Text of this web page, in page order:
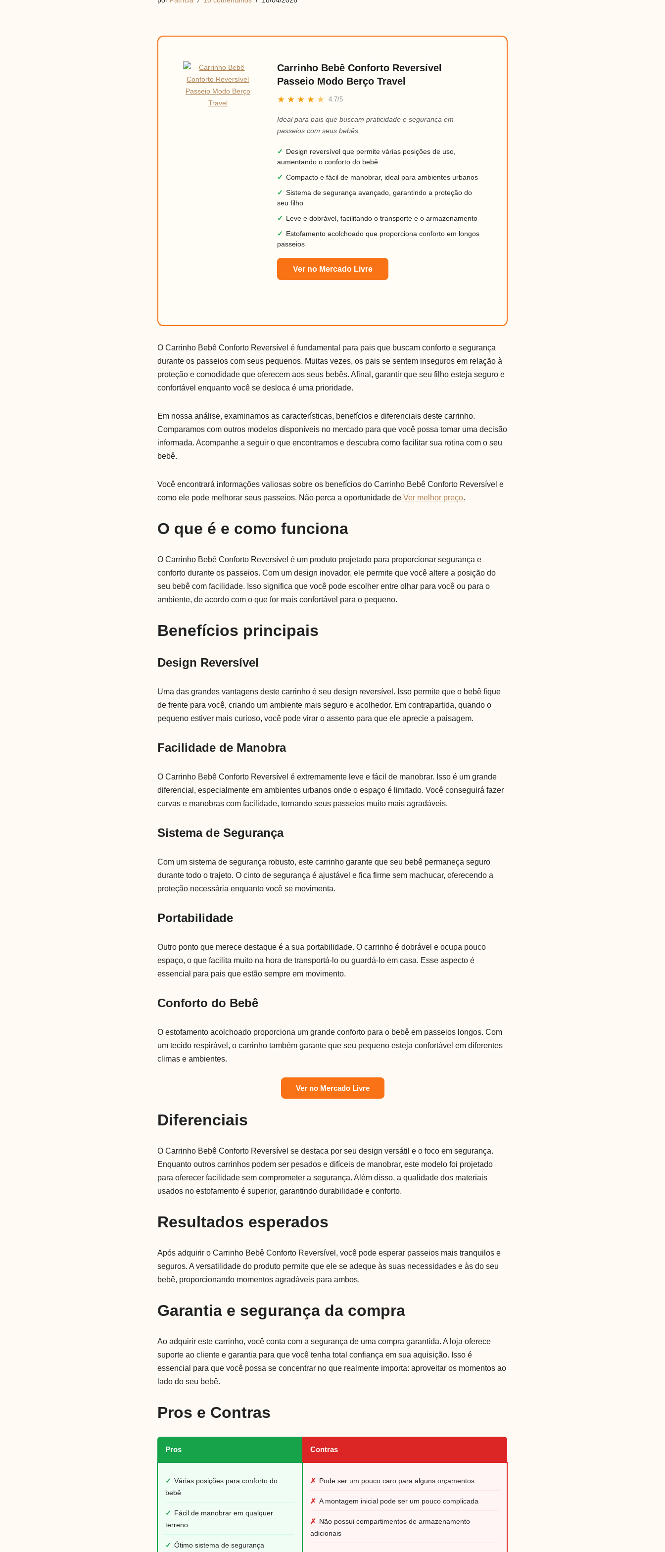
Carrinho Bebê Conforto Reversível
Passeio Modo Berço Travel
★ ★ ★ ★ ★ 4.7/5
Ideal para pais que buscam praticidade e segurança em
passeios com seus bebês.
✓ Design reversível que permite várias posições de uso,
aumentando o conforto do bebê
✓ Compacto e fácil de manobrar, ideal para ambientes urbanos
✓ Sistema de segurança avançado, garantindo a proteção do
seu filho
✓ Leve e dobrável, facilitando o transporte e o armazenamento
✓ Estofamento acolchoado que proporciona conforto em longos
passeios
Ver no Mercado Livre
O Carrinho Bebê Conforto Reversível é fundamental para pais que buscam conforto e segurança
durante os passeios com seus pequenos. Muitas vezes, os pais se sentem inseguros em relação à
proteção e comodidade que oferecem aos seus bebês. Afinal, garantir que seu filho esteja seguro e
confortável enquanto você se desloca é uma prioridade.
Em nossa análise, examinamos as características, benefícios e diferenciais deste carrinho.
Comparamos com outros modelos disponíveis no mercado para que você possa tomar uma decisão
informada. Acompanhe a seguir o que encontramos e descubra como facilitar sua rotina com o seu
bebê.
Você encontrará informações valiosas sobre os benefícios do Carrinho Bebê Conforto Reversível e
como ele pode melhorar seus passeios. Não perca a oportunidade deVer melhor preço.
O que é e como funciona
O Carrinho Bebê Conforto Reversível é um produto projetado para proporcionar segurança e
conforto durante os passeios. Com um design inovador, ele permite que você altere a posição do
seu bebê com facilidade. Isso significa que você pode escolher entre olhar para você ou para o
ambiente, de acordo com o que for mais confortável para o pequeno.
Benefícios principais
Design Reversível
Uma das grandes vantagens deste carrinho é seu design reversível. Isso permite que o bebê fique
de frente para você, criando um ambiente mais seguro e acolhedor. Em contrapartida, quando o
pequeno estiver mais curioso, você pode virar o assento para que ele aprecie a paisagem.
Facilidade de Manobra
O Carrinho Bebê Conforto Reversível é extremamente leve e fácil de manobrar. Isso é um grande
diferencial, especialmente em ambientes urbanos onde o espaço é limitado. Você conseguirá fazer
curvas e manobras com facilidade, tornando seus passeios muito mais agradáveis.
Sistema de Segurança
Com um sistema de segurança robusto, este carrinho garante que seu bebê permaneça seguro
durante todo o trajeto. O cinto de segurança é ajustável e fica firme sem machucar, oferecendo a
proteção necessária enquanto você se movimenta.
Portabilidade
Outro ponto que merece destaque é a sua portabilidade. O carrinho é dobrável e ocupa pouco
espaço, o que facilita muito na hora de transportá-lo ou guardá-lo em casa. Esse aspecto é
essencial para pais que estão sempre em movimento.
Conforto do Bebê
O estofamento acolchoado proporciona um grande conforto para o bebê em passeios longos. Com
um tecido respirável, o carrinho também garante que seu pequeno esteja confortável em diferentes
climas e ambientes.
Ver no Mercado Livre
Diferenciais
O Carrinho Bebê Conforto Reversível se destaca por seu design versátil e o foco em segurança.
Enquanto outros carrinhos podem ser pesados e difíceis de manobrar, este modelo foi projetado
para oferecer facilidade sem comprometer a segurança. Além disso, a qualidade dos materiais
usados no estofamento é superior, garantindo durabilidade e conforto.
Resultados esperados
Após adquirir o Carrinho Bebê Conforto Reversível, você pode esperar passeios mais tranquilos e
seguros. A versatilidade do produto permite que ele se adeque às suas necessidades e às do seu
bebê, proporcionando momentos agradáveis para ambos.
Garantia e segurança da compra
Ao adquirir este carrinho, você conta com a segurança de uma compra garantida. A loja oferece
suporte ao cliente e garantia para que você tenha total confiança em sua aquisição. Isso é
essencial para que você possa se concentrar no que realmente importa: aproveitar os momentos ao
lado do seu bebê.
Pros e Contras
Pros Contras
✓ Várias posições para conforto do
bebê
✓ Fácil de manobrar em qualquer
terreno
✓ Ótimo sistema de segurança
✗ Pode ser um pouco caro para alguns orçamentos
✗ A montagem inicial pode ser um pouco complicada
✗ Não possui compartimentos de armazenamento
adicionais